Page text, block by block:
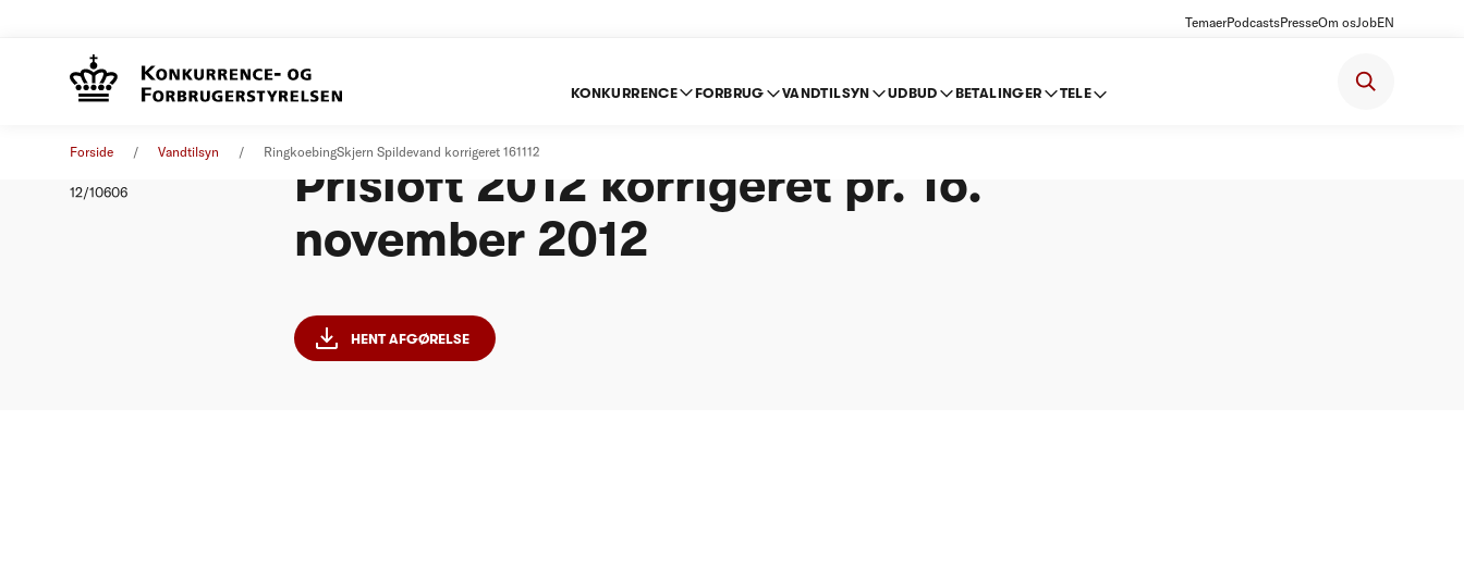
TemaerPodcastsPresseOm osJobEN
KONKURRENCE FORBRUG VANDTILSYN UDBUD BETALINGER TELE
Forside Vandtilsyn RingkoebingSkjern Spildevand korrigeret 161112
12/10606
Prisloft 2012 korrigeret pr. 16.
november 2012
HENT AFGØRELSE